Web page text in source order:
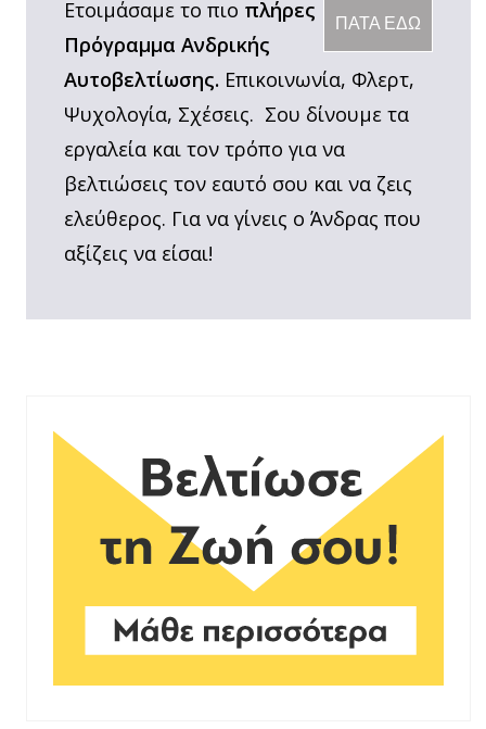
ΠΑΤΑ ΕΔΩ
Ετοιμάσαμε το πιο πλήρες
Πρόγραμμα Ανδρικής
Αυτοβελτίωσης. Επικοινωνία, Φλερτ,
Ψυχολογία, Σχέσεις. Σου δίνουμε τα
εργαλεία και τον τρόπο για να
βελτιώσεις τον εαυτό σου και να ζεις
ελεύθερος. Για να γίνεις ο Άνδρας που
αξίζεις να είσαι!